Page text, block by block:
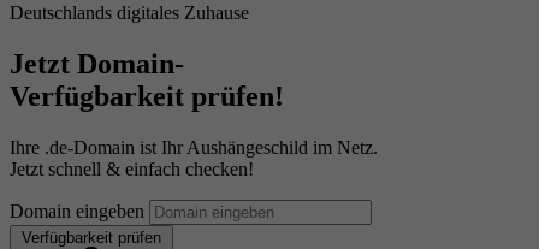
Deutschlands digitales Zuhause
Jetzt Domain-
Verfügbarkeit prüfen!
Ihre .de-Domain ist Ihr Aushängeschild im Netz.
Jetzt schnell & einfach checken!
Domain eingeben
Verfügbarkeit prüfen